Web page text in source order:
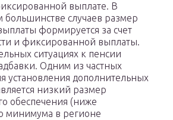
выплате. В
случаев размер
формируется за счет
и фиксированной выплаты.
ситуациях к пенсии
Одним из частных
установления дополнительных
низкий размер
обеспечения (ниже
минимума в регионе